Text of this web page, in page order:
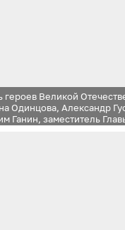
героев Великой
Одинцова, Александр
Ганин, заместитель